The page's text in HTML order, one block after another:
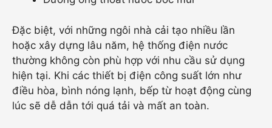
Đặc biệt, với những ngôi nhà cải tạo nhiều lần
hoặc xây dựng lâu năm, hệ thống điện nước
thường không còn phù hợp với nhu cầu sử dụng
hiện tại. Khi các thiết bị điện công suất lớn như
điều hòa, bình nóng lạnh, bếp từ hoạt động cùng
lúc sẽ dễ dẫn tới quá tải và mất an toàn.